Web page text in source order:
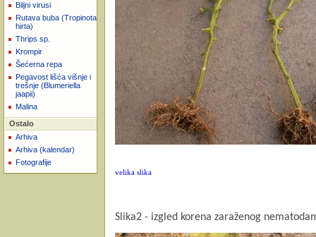
Biljni virusi
Rutava buba (Tropinota
hirta)
Thrips sp.
Krompir
Šećerna repa
Pegavost lišća višnje i
trešnje (Blumeriella
jaapii)
Malina
Ostalo
Arhiva
Arhiva (kalendar)
Fotografije
velika slika
Slika2 - izgled korena zaraženog